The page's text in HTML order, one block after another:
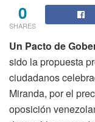
0
SHARES
Un Pacto de
sido la propuesta
ciudadanos
Miranda, por el
oposición